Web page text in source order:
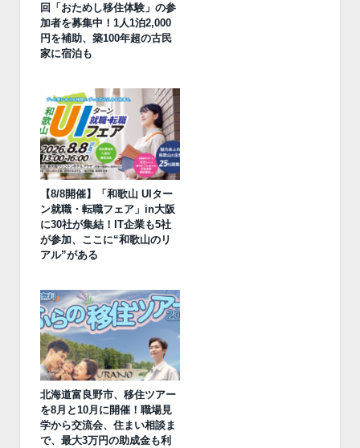
回「おためし移住体験」の参
加者を募集中！1人1泊2,000
円を補助、築100年超の古民
家に宿泊も
【8/8開催】「和歌山 UIター
ン就職・転職フェア」in大阪
に30社が集結！IT企業も5社
が参加、ここに“和歌山のリ
アル”がある
北海道富良野市、移住ツアー
を8月と10月に開催！職場見
学から交流会、住まい相談ま
で、最大3万円の助成金も利